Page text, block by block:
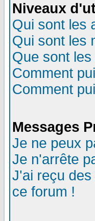
Niveaux
Qui sont les
Qui sont les
Que sont
Comment
Comment
Messages
Je ne peux
Je n'arrête
J'ai reçu
ce forum !